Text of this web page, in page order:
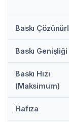
Baskı
Baskı Genişliği
Baskı Hızı
(Maksimum)
Hafıza